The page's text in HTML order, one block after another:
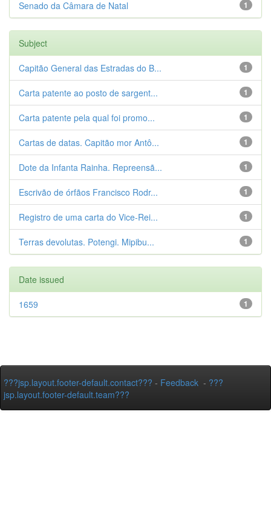
1
Senado da Câmara de Natal
Subject
1
Capitão General das Estradas do B...
1
Carta patente ao posto de sargent...
1
Carta patente pela qual foi promo...
1
Cartas de datas. Capitão mor Antô...
1
Dote da Infanta Rainha. Repreensã...
1
Escrivão de órfãos Francisco Rodr...
1
Registro de uma carta do Vice-Rei...
1
Terras devolutas. Potengi. Mipibu...
Date issued
1
1659
???jsp.layout.footer-default.contact??? - Feedback - ???
jsp.layout.footer-default.team???